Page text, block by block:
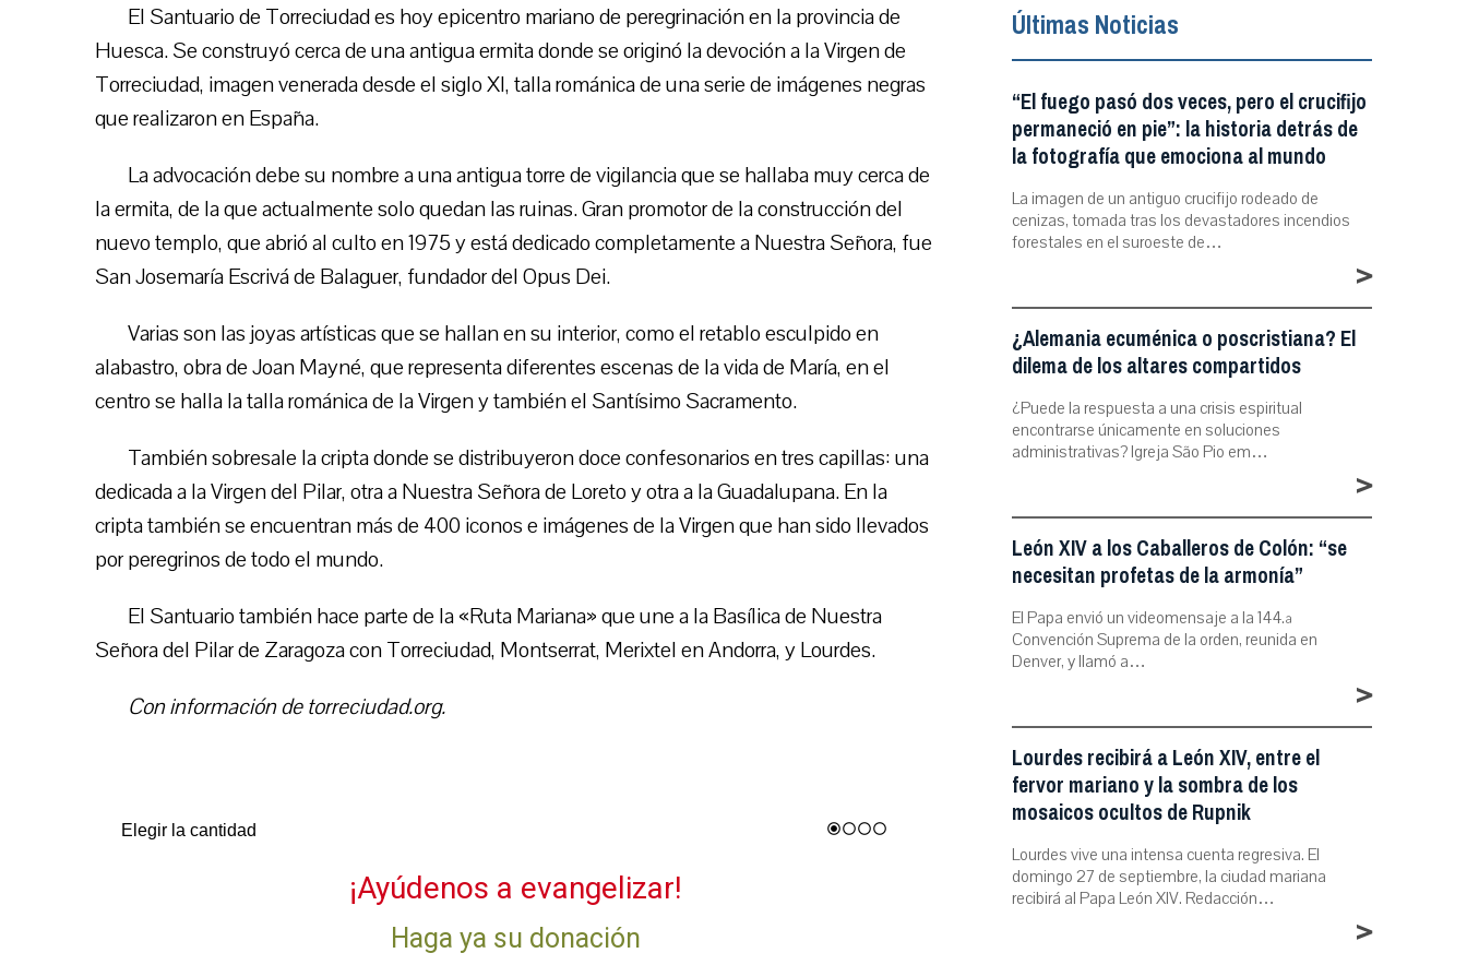
El Santuario de Torreciudad es hoy epicentro mariano de peregrinación en la provincia de
Huesca. Se construyó cerca de una antigua ermita donde se originó la devoción a la Virgen de
Torreciudad, imagen venerada desde el siglo XI, talla románica de una serie de imágenes negras
que realizaron en España.
La advocación debe su nombre a una antigua torre de vigilancia que se hallaba muy cerca de
la ermita, de la que actualmente solo quedan las ruinas. Gran promotor de la construcción del
nuevo templo, que abrió al culto en 1975 y está dedicado completamente a Nuestra Señora, fue
San Josemaría Escrivá de Balaguer, fundador del Opus Dei.
Varias son las joyas artísticas que se hallan en su interior, como el retablo esculpido en
alabastro, obra de Joan Mayné, que representa diferentes escenas de la vida de María, en el
centro se halla la talla románica de la Virgen y también el Santísimo Sacramento.
También sobresale la cripta donde se distribuyeron doce confesonarios en tres capillas: una
dedicada a la Virgen del Pilar, otra a Nuestra Señora de Loreto y otra a la Guadalupana. En la
cripta también se encuentran más de 400 iconos e imágenes de la Virgen que han sido llevados
por peregrinos de todo el mundo.
El Santuario también hace parte de la «Ruta Mariana» que une a la Basílica de Nuestra
Señora del Pilar de Zaragoza con Torreciudad, Montserrat, Merixtel en Andorra, y Lourdes.
Con información de torreciudad.org.
Últimas Noticias
“El fuego pasó dos veces, pero el crucifijo
permaneció en pie”: la historia detrás de
la fotografía que emociona al mundo
La imagen de un antiguo crucifijo rodeado de
cenizas, tomada tras los devastadores incendios
forestales en el suroeste de…
>
¿Alemania ecuménica o poscristiana? El
dilema de los altares compartidos
¿Puede la respuesta a una crisis espiritual
encontrarse únicamente en soluciones
administrativas? Igreja São Pio em…
>
León XIV a los Caballeros de Colón: “se
necesitan profetas de la armonía”
El Papa envió un videomensaje a la 144.ª
Convención Suprema de la orden, reunida en
Denver, y llamó a…
>
Lourdes recibirá a León XIV, entre el
fervor mariano y la sombra de los
mosaicos ocultos de Rupnik
Lourdes vive una intensa cuenta regresiva. El
domingo 27 de septiembre, la ciudad mariana
recibirá al Papa León XIV. Redacción…
>